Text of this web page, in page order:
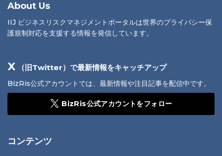
About Us
IIJ ビジネスリスクマネジメントポータルは世界のプライバシー保
護規制対応を支援する情報を発信しています。
X （旧Twitter）で最新情報をキャッチアップ
BizRis公式アカウントでは、最新情報や注目記事を配信中です。
BizRis公式アカウントをフォロー
コンテンツ